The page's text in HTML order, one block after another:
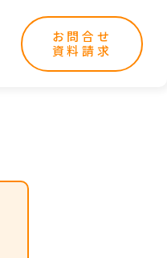
お問合せ
資料請求